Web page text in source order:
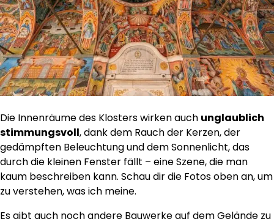
Die Innenräume des Klosters wirken auch unglaublich
stimmungsvoll, dank dem Rauch der Kerzen, der
gedämpften Beleuchtung und dem Sonnenlicht, das
durch die kleinen Fenster fällt – eine Szene, die man
kaum beschreiben kann. Schau dir die Fotos oben an, um
zu verstehen, was ich meine.
Es gibt auch noch andere Bauwerke auf dem Gelände zu